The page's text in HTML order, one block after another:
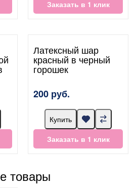
Заказать в 1 клик
Латексный шар
красный в черный
горошек
200 руб.
Купить
Заказать в 1 клик
товары